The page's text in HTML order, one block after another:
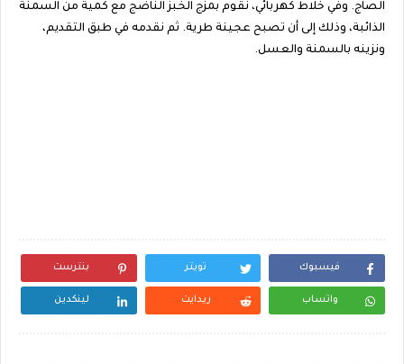
الصاج. وفي خلاط كهربائي، نقوم بمزج الخبز الناضج مع كمية من السمنة
الذائبة، وذلك إلى أن تصبح عجينة طرية. ثم نقدمه في طبق التقديم،
ونزينه بالسمنة والعسل.
فيسبوك تويتر بنترست
واتساب ريدايت لينكدين